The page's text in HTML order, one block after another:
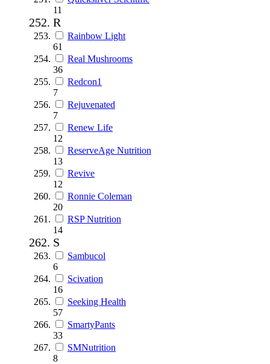
11
R
Rainbow Light
61
Real Mushrooms
36
Redcon1
7
Rejuvenated
7
Renew Life
12
ReserveAge Nutrition
13
Revive
12
Ronnie Coleman
20
RSP Nutrition
14
S
Sambucol
6
Scivation
16
Seeking Health
57
SmartyPants
33
SMNutrition
8